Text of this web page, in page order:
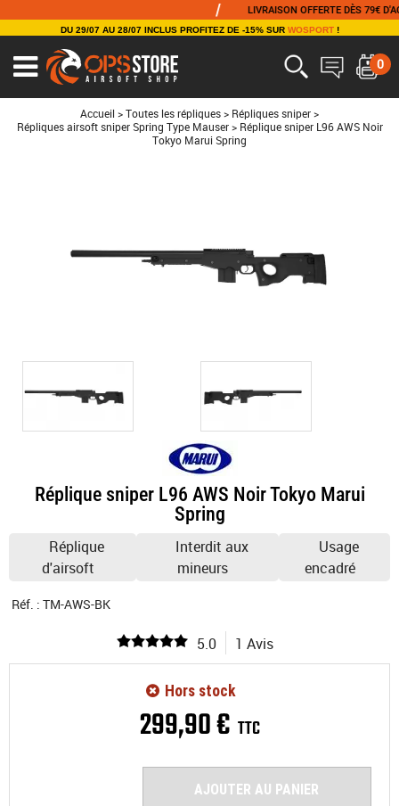
LIVRAISON OFFERTE DÈS 79€ D'ACHAT
DU 29/07 AU 28/07 INCLUS PROFITEZ DE -15% SUR WOSPORT!
Ouvrir
le
0
Accueil > Toutes les répliques > Répliques sniper >
Répliques airsoft sniper Spring Type Mauser > Réplique sniper L96 AWS Noir
Tokyo Marui Spring
Réplique sniper L96 AWS Noir Tokyo Marui
Spring
Réplique
d'airsoft
Interdit aux
mineurs
Usage
encadré
Réf. : TM-AWS-BK
5.0 1 Avis
299,90€ TTC
Hors stock
AJOUTER AU PANIER